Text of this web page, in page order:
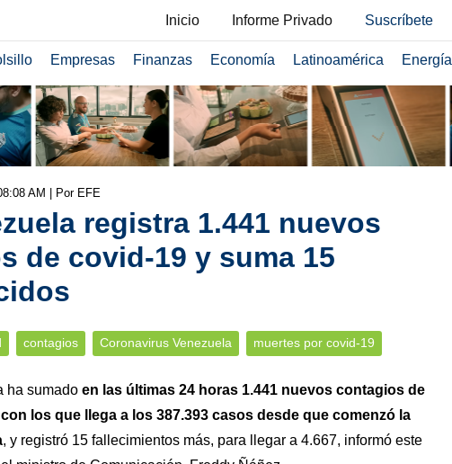
Inicio Informe Privado Suscríbete
Empresas Finanzas Economía Latinoamérica Energía
AM | Por EFE
registra 1.441 nuevos
de covid-19 y suma 15
contagios Coronavirus Venezuela muertes por covid-19
ha sumado en las últimas 24 horas 1.441 nuevos contagios de
los que llega a los 387.393 casos desde que comenzó la
, y registró 15 fallecimientos más, para llegar a 4.667, informó este